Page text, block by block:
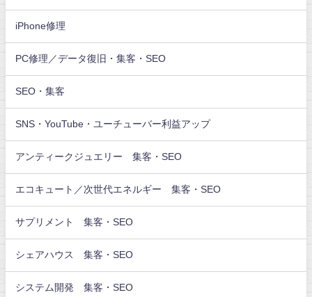
iPhone修理
PC修理／データ復旧・集客・SEO
SEO・集客
SNS・YouTube・ユーチューバー利益アップ
アンティークジュエリー 集客・SEO
エコキュート／次世代エネルギー 集客・SEO
サプリメント 集客・SEO
シェアハウス 集客・SEO
システム開発 集客・SEO